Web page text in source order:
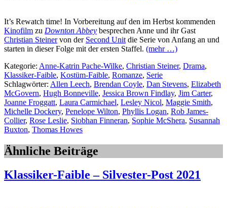
It’s Rewatch time! In Vorbereitung auf den im Herbst kommenden
Kinofilm zu Downton Abbey besprechen Anne und ihr Gast
Christian Steinervon der Second Unit die Serie von Anfang an und
starten in dieser Folge mit der ersten Staffel. (mehr …)
Kategorie: Anne-Katrin Pache-Wilke, Christian Steiner, Drama,
Klassiker-Faible, Kostüm-Faible, Romanze, Serie
Schlagwörter: Allen Leech, Brendan Coyle, Dan Stevens, Elizabeth
McGovern, Hugh Bonneville, Jessica Brown Findlay, Jim Carter,
Joanne Froggatt, Laura Carmichael, Lesley Nicol, Maggie Smith,
Michelle Dockery, Penelope Wilton, Phyllis Logan, Rob James-
Collier, Rose Leslie, Siobhan Finneran, Sophie McShera, Susannah
Buxton, Thomas Howes
Ähnliche Beiträge
Klassiker-Faible – Silvester-Post 2021